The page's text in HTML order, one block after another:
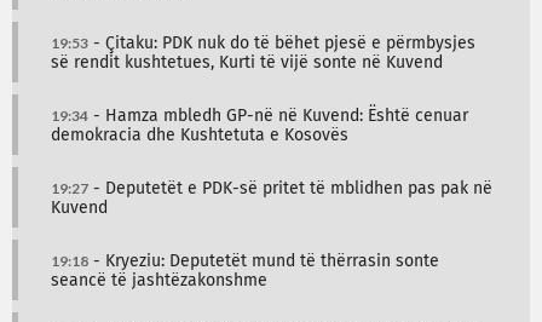
19:53 - Çitaku: PDK nuk do të bëhet pjesë e përmbysjes
së rendit kushtetues, Kurti të vijë sonte në Kuvend
19:34 - Hamza mbledh GP-në në Kuvend: Është cenuar
demokracia dhe Kushtetuta e Kosovës
19:27 - Deputetët e PDK-së pritet të mblidhen pas pak në
Kuvend
19:18 - Kryeziu: Deputetët mund të thërrasin sonte
seancë të jashtëzakonshme